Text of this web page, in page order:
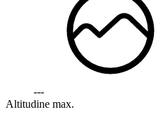
---
Altitudine max.